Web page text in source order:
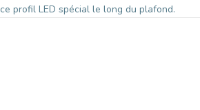
profil LED spécial le long du plafond.